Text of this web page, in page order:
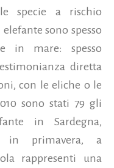
specie a rischio
sono spesso
in mare: spesso
diretta
con le eliche o le
sono stati 79 gli
in Sardegna,
in primavera, a
rappresenti una